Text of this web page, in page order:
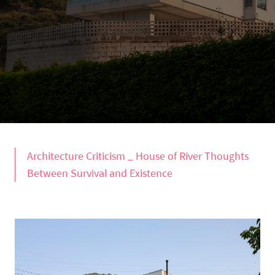
Architecture Criticism _ House of River Thoughts
Between Survival and Existence